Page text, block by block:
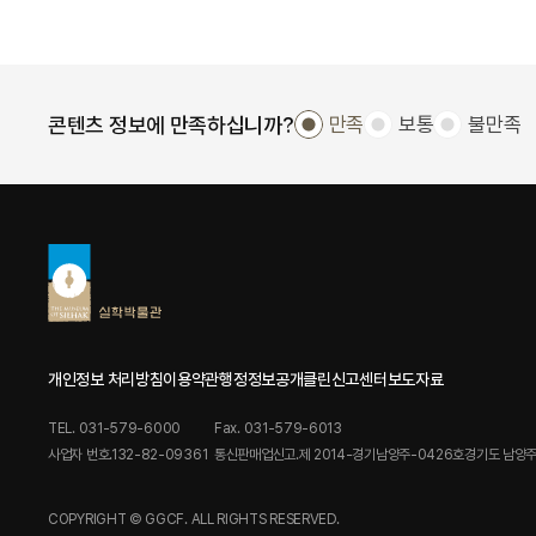
콘텐츠 정보에 만족하십니까? 만족 보통 불만족
개인정보 처리방침이용약관행정정보공개클린신고센터 보도자료
TEL. 031-579-6000
Fax. 031-579-6013
사업자 번호.132-82-09361 통신판매업신고.제 2014-경기남양주-0426호경기도 남양
COPYRIGHT © GGCF. ALL RIGHTS RESERVED.